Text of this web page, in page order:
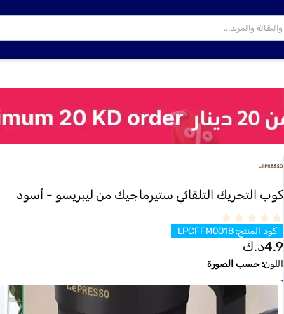
كوب التحريك التلقائي ستيرماجيك من ليبريسو - أسود
كود المنتج:
LPCFFM0018
4.9د.ك
اللون:حسب الصورة